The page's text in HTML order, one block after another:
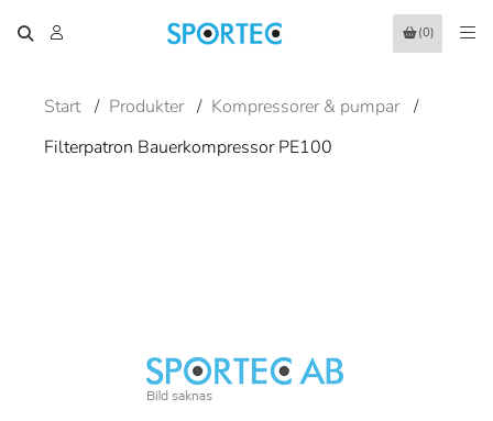
(0)
Start / Produkter / Kompressorer & pumpar /
Filterpatron Bauerkompressor PE100